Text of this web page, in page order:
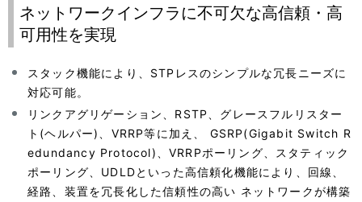
ネットワークインフラに不可欠な高信頼・高
可用性を実現
スタック機能により、STPレスのシンプルな冗長ニーズに
対応可能。
リンクアグリゲーション、RSTP、グレースフルリスター
ト(ヘルパー)、VRRP等に加え、 GSRP(Gigabit Switch R
edundancy Protocol)、VRRPポーリング、スタティック
ポーリング、UDLDといった高信頼化機能により、回線、
経路、装置を冗長化した信頼性の高い ネットワークが構築